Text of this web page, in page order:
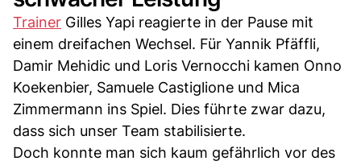
Trainer Gilles Yapi reagierte in der Pause mit
einem dreifachen Wechsel. Für Yannik Pfäffli,
Damir Mehidic und Loris Vernocchi kamen Onno
Koekenbier, Samuele Castiglione und Mica
Zimmermann ins Spiel. Dies führte zwar dazu,
dass sich unser Team stabilisierte.
Doch konnte man sich kaum gefährlich vor des